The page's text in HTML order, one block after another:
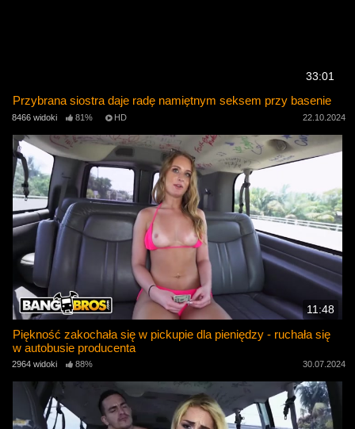
33:01
Przybrana siostra daje radę namiętnym seksem przy basenie
8466 widoki 81% HD 22.10.2024
11:48
Piękność zakochała się w pickupie dla pieniędzy - ruchała się
w autobusie producenta
2964 widoki 88% 30.07.2024